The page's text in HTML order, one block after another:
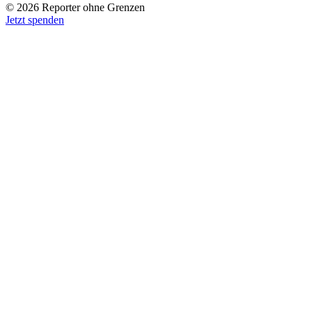
© 2026 Reporter ohne Grenzen
Jetzt spenden